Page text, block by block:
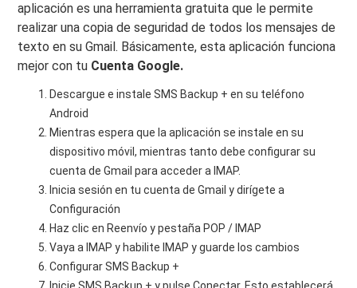
aplicación es una herramienta gratuita que le permite
realizar una copia de seguridad de todos los mensajes de
texto en su Gmail. Básicamente, esta aplicación funciona
mejor con tu Cuenta Google.
Descargue e instale SMS Backup + en su teléfono
Android
Mientras espera que la aplicación se instale en su
dispositivo móvil, mientras tanto debe configurar su
cuenta de Gmail para acceder a IMAP.
Inicia sesión en tu cuenta de Gmail y dirígete a
Configuración
Haz clic en Reenvío y pestaña POP / IMAP
Vaya a IMAP y habilite IMAP y guarde los cambios
Configurar SMS Backup +